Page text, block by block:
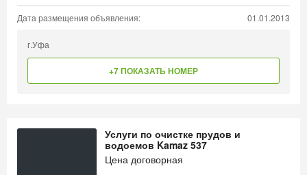
Дата размещения объявления: 01.01.2013
г.Уфа
+7 ПОКАЗАТЬ НОМЕР
Услуги по очистке прудов и
водоемов Kamaz 537
Цена договорная